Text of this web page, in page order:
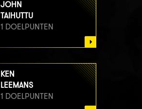
JOHN
TAIHUTTU
1 DOELPUNTEN
KEN
LEEMANS
1 DOELPUNTEN